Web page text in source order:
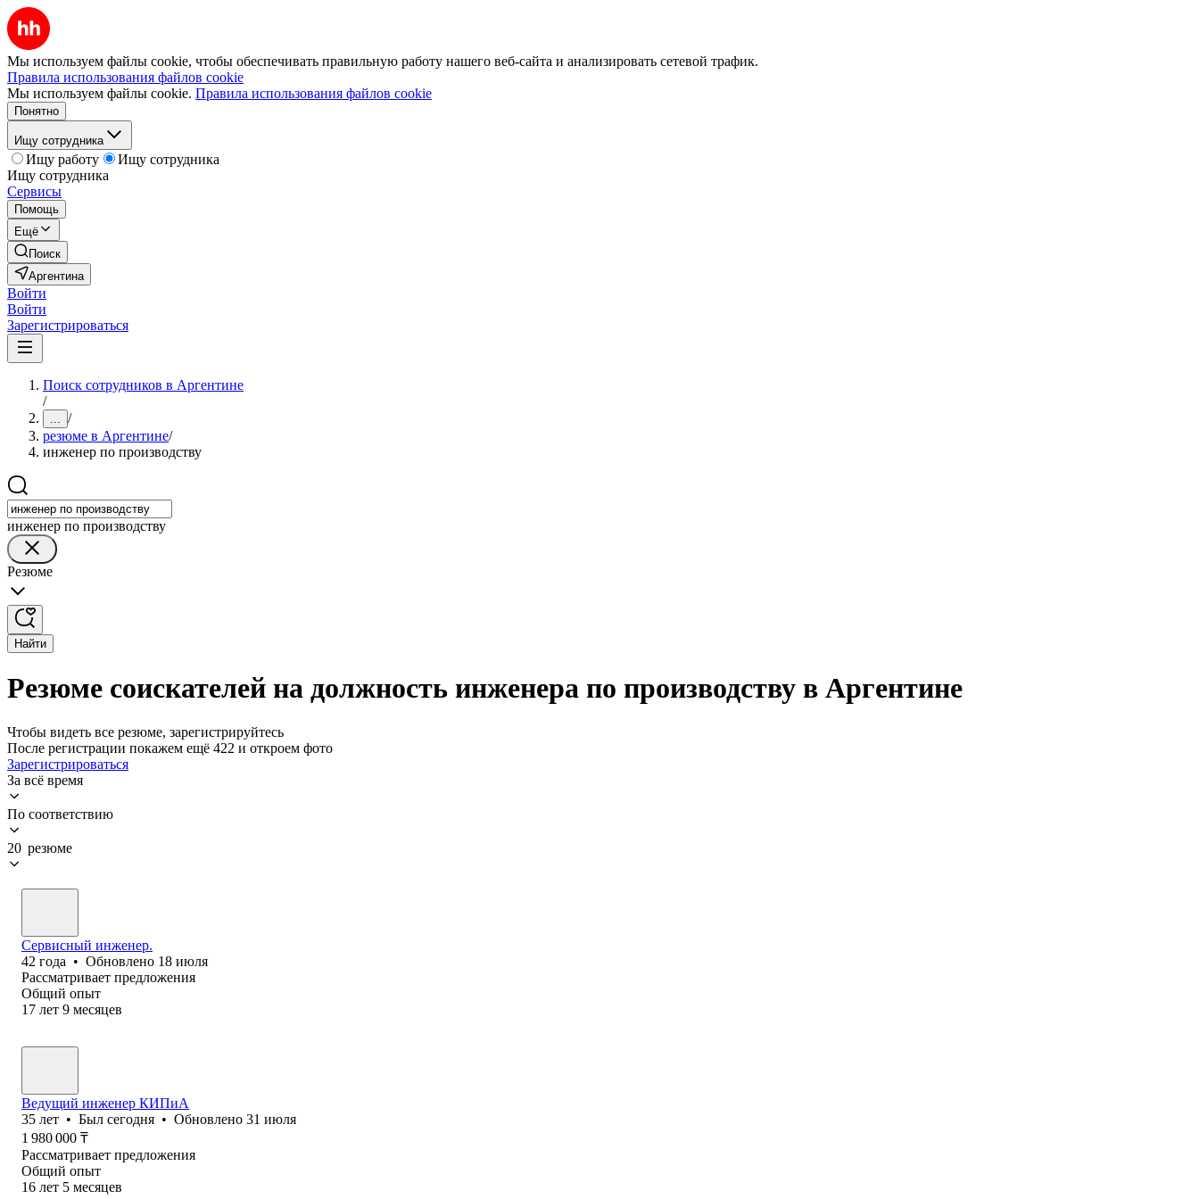
Мы используем файлы cookie, чтобы обеспечивать правильную работу нашего веб-сайта и анализировать сетевой трафик.
Правила использования файлов cookie
Мы используем файлы cookie. Правила использования файлов cookie
Понятно
Ищу сотрудника
Ищу работу
Ищу сотрудника
Ищу сотрудника
Сервисы
Помощь
Ещё
Поиск
Аргентина
Войти
Войти
Зарегистрироваться
Поиск сотрудников в Аргентине
/
... /
резюме в Аргентине/
инженер по производству
инженер по производству
Резюме
Найти
Резюме соискателей на должность инженера по производству в Аргентине
Чтобы видеть все резюме, зарегистрируйтесь
После регистрации покажем ещё 422 и откроем фото
Зарегистрироваться
За всё время
По соответствию
20 резюме
Сервисный инженер.
42 года • Обновлено 18 июля
Рассматривает предложения
Общий опыт
17 лет 9 месяцев
Ведущий инженер КИПиА
35 лет • Был сегодня • Обновлено 31 июля
1 980 000 ₸
Рассматривает предложения
Общий опыт
16 лет 5 месяцев